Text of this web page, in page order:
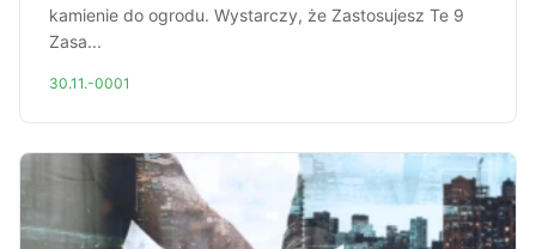
kamienie do ogrodu. Wystarczy, że Zastosujesz Te 9
Zasa...
30.11.-0001